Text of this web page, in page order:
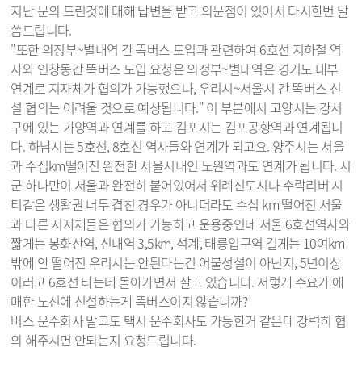
지난 문의 드린것에 대해 답변을 받고 의문점이 있어서 다시한번 말
씀드립니다.
"또한 의정부~별내역 간 똑버스 도입과 관련하여 6호선 지하철 역
사와 인창동간 똑버스 도입 요청은 의정부~별내역은 경기도 내부
연계로 지자체가 협의가 가능했으나, 우리시~서울시 간 똑버스 신
설 협의는 어려울 것으로 예상됩니다." 이 부분에서 고양시는 강서
구에 있는 가양역과 연계를 하고 김포시는 김포공항역과 연계됩니
다. 하남시는 5호선, 8호선 역사들와 연계가 되고요. 양주시는 서울
과 수십km떨어진 완전한 서울시내인 노원역과도 연계가 됩니다. 시
군 하나만이 서울과 완전히 붙어있어서 위례신도시나 수락리버 시
티같은 생활권 너무 겹친 경우가 아니더라도 수십 km 떨어진 서울
과 다른 지자체들은 협의가 가능하고 운용중인데 서울 6호선역사와
짧게는 봉화산역, 신내역 3,5km, 석계, 태릉입구역 길게는 10여km
밖에 안 떨어진 우리시는 안된다는건 어불성설이 아닌지, 5년이상
이러고 6호선 타는데 돌아가면서 살고 있습니다. 저렇게 수요가 애
매한 노선에 신설하는게 똑버스이지 않습니까?
버스 운수회사 말고도 택시 운수회사도 가능한거 같은데 강력히 협
의 해주시면 안되는지 요청드립니다.